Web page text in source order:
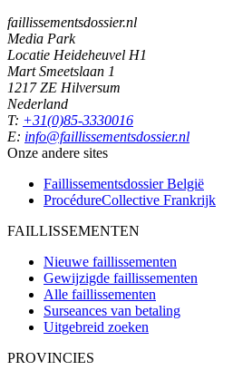
faillissementsdossier.nl
Media Park
Locatie Heideheuvel H1
Mart Smeetslaan 1
1217 ZE Hilversum
Nederland
T: +31(0)85-3330016
E: info@faillissementsdossier.nl
Onze andere sites
Faillissementsdossier België
ProcédureCollective Frankrijk
FAILLISSEMENTEN
Nieuwe faillissementen
Gewijzigde faillissementen
Alle faillissementen
Surseances van betaling
Uitgebreid zoeken
PROVINCIES